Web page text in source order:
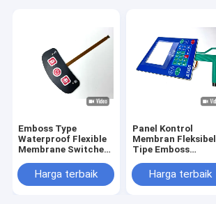
Emboss Type
Waterproof Flexible
Membrane Switches
Pengontrol Uji
Harga terbaik
Panel Kontrol
Membran Fleksibel
Tipe Emboss
Pengontrol Uji
Harga terbaik